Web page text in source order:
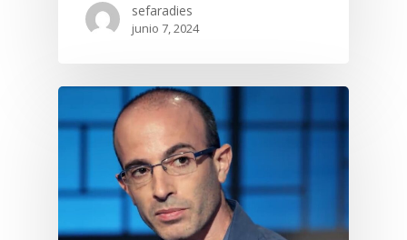
sefaradies
junio 7, 2024